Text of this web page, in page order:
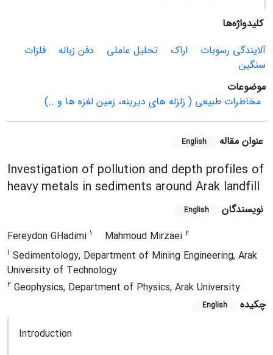
کلیدواژه‌ها
آلایندگی رسوبات
اراک تحلیل عاملی دفن زباله
فلزات
سنگین
موضوعات
مخاطرات طبیعی ( زلزله های دیرینه، زمین لغزه ها و ..)
عنوان مقاله English
Investigation of pollution and depth profiles of
heavy metals in sediments around Arak landfill
نویسندگان English
Fereydon GHadimi 1 Mahmoud Mirzaei 2
1 Sedimentology, Department of Mining Engineering, Arak
University of Technology
2 Geophysics, Department of Physics, Arak University
چکیده
English
Introduction